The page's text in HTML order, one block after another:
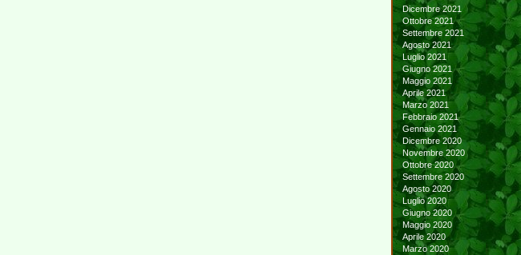
Dicembre 2021
Ottobre 2021
Settembre 2021
Agosto 2021
Luglio 2021
Giugno 2021
Maggio 2021
Aprile 2021
Marzo 2021
Febbraio 2021
Gennaio 2021
Dicembre 2020
Novembre 2020
Ottobre 2020
Settembre 2020
Agosto 2020
Luglio 2020
Giugno 2020
Maggio 2020
Aprile 2020
Marzo 2020